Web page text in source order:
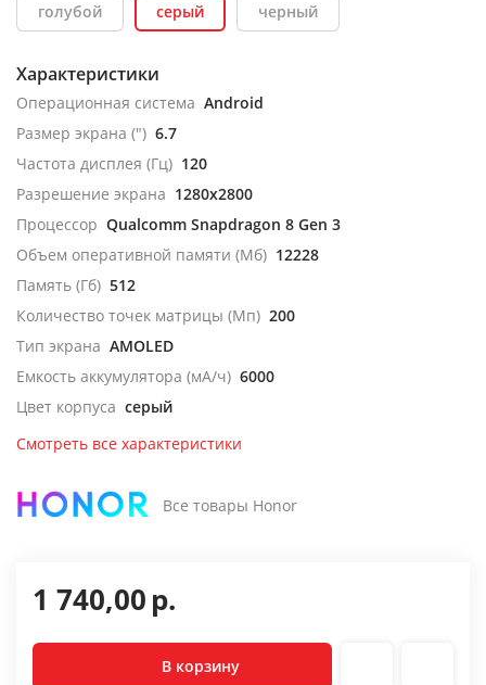
голубой серый черный
Характеристики
Операционная система Android
Размер экрана (") 6.7
Частота дисплея (Гц) 120
Разрешение экрана 1280x2800
Процессор Qualcomm Snapdragon 8 Gen 3
Объем оперативной памяти (Мб) 12228
Память (Гб) 512
Количество точек матрицы (Мп) 200
Тип экрана AMOLED
Емкость аккумулятора (мА/ч) 6000
Цвет корпуса серый
Смотреть все характеристики
Все товары Honor
1 740,00р.
В корзину